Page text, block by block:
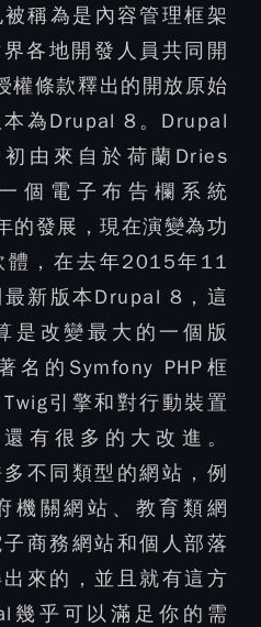
稱為是內容管理框架
界各地開發人員共同開
權條款釋出的開放原始
為Drupal 8。Drupal
由來自於荷蘭Dries
個電子布告欄系統
的發展，現在演變為功
體，在去年2015年11
新版本Drupal 8，這
是改變最大的一個版
名的Symfony PHP框
引擎和對行動裝置
有很多的大改進。
不同類型的網站，例
機關網站、教育類網
商務網站和個人部落
來的，並且就有這方
幾乎可以滿足你的需